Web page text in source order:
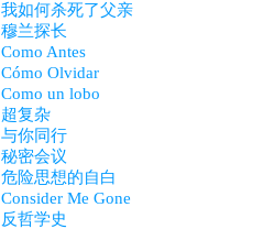
我如何杀死了父亲
穆兰探长
Como Antes
Cómo Olvidar
Como un lobo
超复杂
与你同行
秘密会议
危险思想的自白
Consider Me Gone
反哲学史